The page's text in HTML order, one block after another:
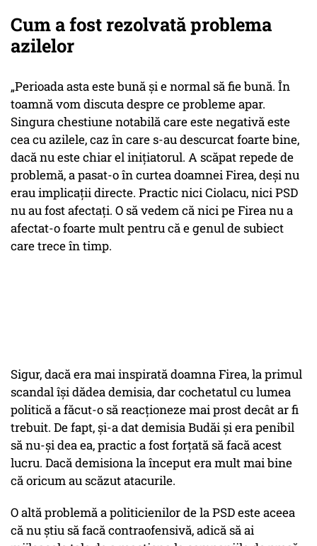
Cum a fost rezolvată problema
azilelor
„Perioada asta este bună și e normal să fie bună. În
toamnă vom discuta despre ce probleme apar.
Singura chestiune notabilă care este negativă este
cea cu azilele, caz în care s-au descurcat foarte bine,
dacă nu este chiar el inițiatorul. A scăpat repede de
problemă, a pasat-o în curtea doamnei Firea, deși nu
erau implicații directe. Practic nici Ciolacu, nici PSD
nu au fost afectați. O să vedem că nici pe Firea nu a
afectat-o foarte mult pentru că e genul de subiect
care trece în timp.
Sigur, dacă era mai inspirată doamna Firea, la primul
scandal își dădea demisia, dar cochetatul cu lumea
politică a făcut-o să reacționeze mai prost decât ar fi
trebuit. De fapt, și-a dat demisia Budăi și era penibil
să nu-și dea ea, practic a fost forțată să facă acest
lucru. Dacă demisiona la început era mult mai bine
că oricum au scăzut atacurile.
O altă problemă a politicienilor de la PSD este aceea
că nu știu să facă contraofensivă, adică să ai